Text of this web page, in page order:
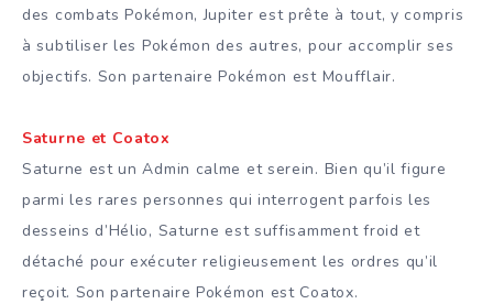
des combats Pokémon, Jupiter est prête à tout, y compris
à subtiliser les Pokémon des autres, pour accomplir ses
objectifs. Son partenaire Pokémon est Moufflair.
Saturne et Coatox
Saturne est un Admin calme et serein. Bien qu’il figure
parmi les rares personnes qui interrogent parfois les
desseins d’Hélio, Saturne est suffisamment froid et
détaché pour exécuter religieusement les ordres qu’il
reçoit. Son partenaire Pokémon est Coatox.